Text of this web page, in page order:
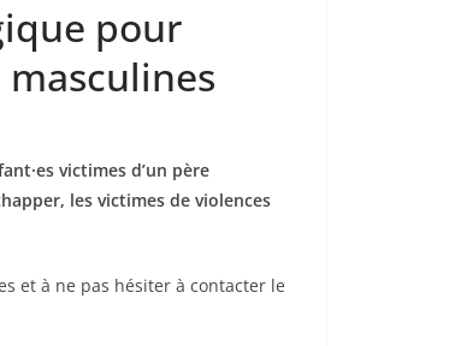
pour
victimes d’un père
les victimes de violences
et à ne pas hésiter à contacter le